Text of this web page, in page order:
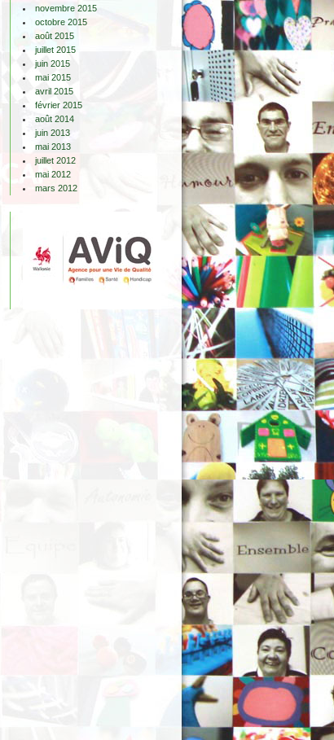
novembre 2015
octobre 2015
août 2015
juillet 2015
juin 2015
mai 2015
avril 2015
février 2015
août 2014
juin 2013
mai 2013
juillet 2012
mai 2012
mars 2012